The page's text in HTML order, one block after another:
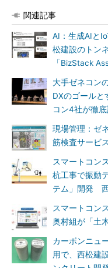
関連記事
AI：生成AIと
松建設のトン
「BizStack
大手ゼネコン
DXのゴールと
コン4社が徹
現場管理：ゼ
筋検査サービ
スマートコン
杭工事で振動
テム」開発
スマートコン
奥村組が「土
カーボンニュ
用で、西松建